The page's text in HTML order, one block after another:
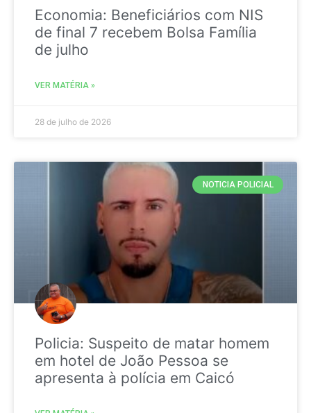
Economia: Beneficiários com NIS
de final 7 recebem Bolsa Família
de julho
VER MATÉRIA »
28 de julho de 2026
NOTICIA POLICIAL
Policia: Suspeito de matar homem
em hotel de João Pessoa se
apresenta à polícia em Caicó